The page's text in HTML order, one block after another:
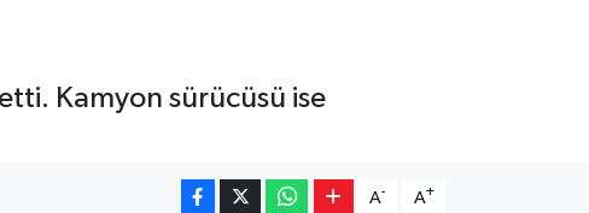
Kamyon sürücüsü ise
A- A+